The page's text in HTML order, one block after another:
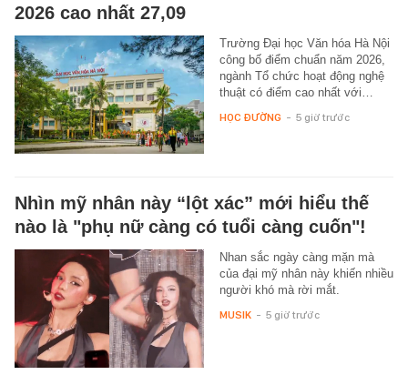
2026 cao nhất 27,09
Trường Đại học Văn hóa Hà Nội
công bố điểm chuẩn năm 2026,
ngành Tổ chức hoạt động nghệ
thuật có điểm cao nhất với…
HỌC ĐƯỜNG - 5 giờ trước
Nhìn mỹ nhân này “lột xác” mới hiểu thế
nào là "phụ nữ càng có tuổi càng cuốn"!
Nhan sắc ngày càng mặn mà
của đại mỹ nhân này khiến nhiều
người khó mà rời mắt.
MUSIK - 5 giờ trước